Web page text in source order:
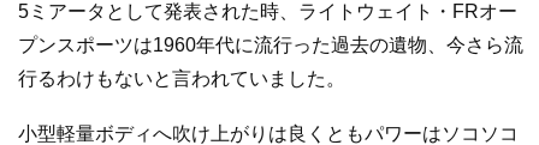
5ミアータとして発表された時、ライトウェイト・FRオー
プンスポーツは1960年代に流行った過去の遺物、今さら流
行るわけもないと言われていました。
小型軽量ボディへ吹け上がりは良くともパワーはソコソコ